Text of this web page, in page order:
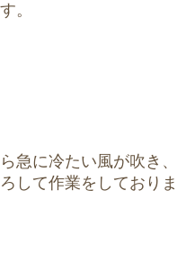
。
急に冷たい風が吹き、
して作業をしておりま